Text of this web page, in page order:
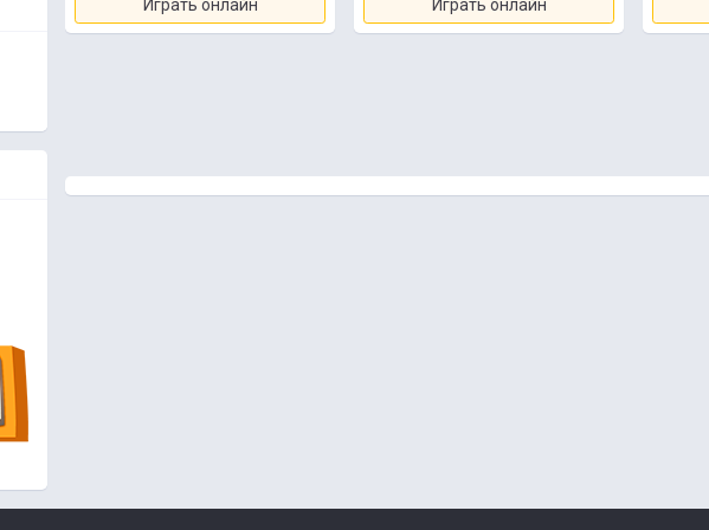
Играть онлайн Играть онлайн